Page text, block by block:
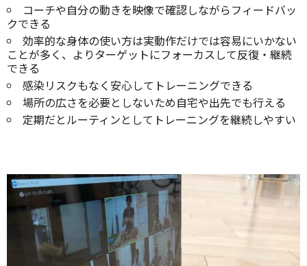
コーチや自分の動きを映像で確認しながらフィードバッ
クできる
効率的な身体の使い方は実動作だけでは容易にいかない
ことが多く、よりターゲットにフォーカスして反復・継続
できる
感染リスクもなく安心してトレーニングできる
場所の広さを必要としないため自宅や出先でも行える
定期だとルーティンとしてトレーニングを継続しやすい